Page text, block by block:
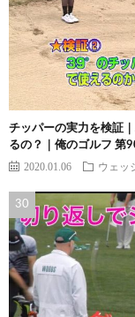
チッパーの実力を検証
るの？｜俺のゴルフ 第
2020.01.06 ウェッ